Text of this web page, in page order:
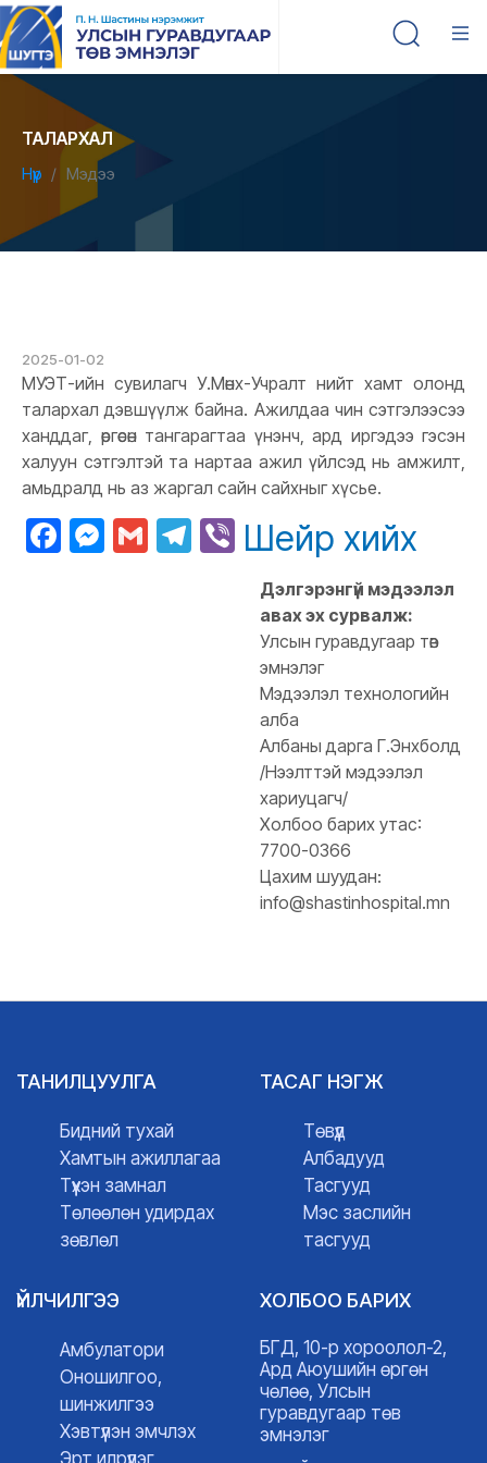
ТАЛАРХАЛ
Нүүр Мэдээ
2025-01-02
МУЭТ-ийн сувилагч У.Мөнх-Учралт нийт хамт олонд
талархал дэвшүүлж байна. Ажилдаа чин сэтгэлээсээ
ханддаг, өргөсөн тангарагтаа үнэнч, ард иргэдээ гэсэн
халуун сэтгэлтэй та нартаа ажил үйлсэд нь амжилт,
амьдралд нь аз жаргал сайн сайхныг хүсье.
Facebook
Messenger
GmailTelegram
Viber
Шейр хийх
Дэлгэрэнгүй мэдээлэл
авах эх сурвалж:
Улсын гуравдугаар төв
эмнэлэг
Мэдээлэл технологийн
алба
Албаны дарга Г.Энхболд
/Нээлттэй мэдээлэл
хариуцагч/
Холбоо барих утас:
7700-0366
Цахим шуудан:
info@shastinhospital.mn
ТАНИЛЦУУЛГА
Бидний тухай
Хамтын ажиллагаа
Түүхэн замнал
Төлөөлөн удирдах
зөвлөл
ТАСАГ НЭГЖ
Төвүүд
Албадууд
Тасгууд
Мэс заслийн
тасгууд
ҮЙЛЧИЛГЭЭ
Амбулатори
Оношилгоо,
шинжилгээ
Хэвтүүлэн эмчлэх
Эрт илрүүлэг
ХОЛБОО БАРИХ
БГД, 10-р хороолол-2,
Ард Аюушийн өргөн
чөлөө, Улсын
гуравдугаар төв
эмнэлэг